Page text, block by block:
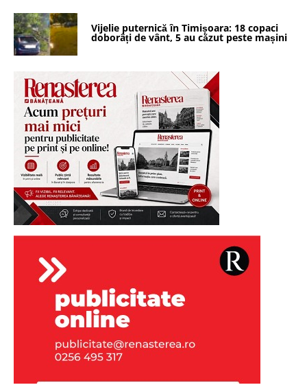
Vijelie puternică în Timișoara: 18 copaci
doborâți de vânt, 5 au căzut peste mașini